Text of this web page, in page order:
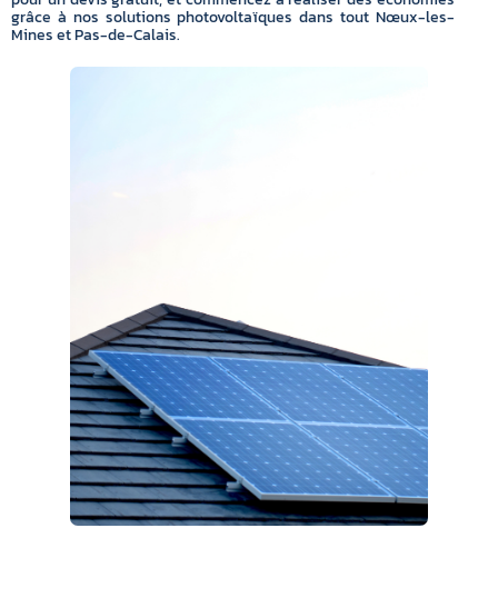
grâce à nos solutions photovoltaïques dans tout Nœux-les-
Mines et Pas-de-Calais.